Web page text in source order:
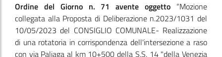
Ordine del Giorno n. 71 avente oggetto “Mozione
collegata alla Proposta di Deliberazione n.2023/1031 del
10/05/2023 del CONSIGLIO COMUNALE- Realizzazione
di una rotatoria in corrispondenza dell'intersezione a raso
con via Paliaga al km 10+500 della S.S. 14 "della Venezia